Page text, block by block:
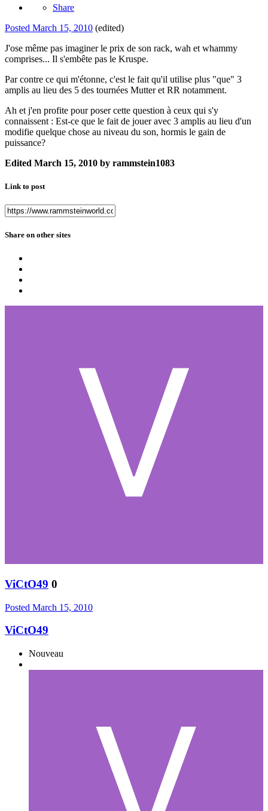
Share
Posted March 15, 2010 (edited)
J'ose même pas imaginer le prix de son rack, wah et whammy
comprises... Il s'embête pas le Kruspe.
Par contre ce qui m'étonne, c'est le fait qu'il utilise plus "que" 3
amplis au lieu des 5 des tournées Mutter et RR notamment.
Ah et j'en profite pour poser cette question à ceux qui s'y
connaissent : Est-ce que le fait de jouer avec 3 amplis au lieu d'un
modifie quelque chose au niveau du son, hormis le gain de
puissance?
Edited March 15, 2010 by rammstein1083
Link to post
Share on other sites
ViCtO49 0
Posted March 15, 2010
ViCtO49
Nouveau